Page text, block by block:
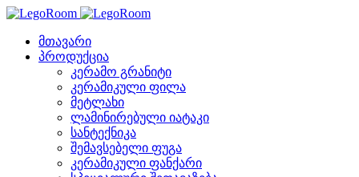
მთავარი
პროდუქცია
კერამო გრანიტი
კერამიკული ფილა
მეტლახი
ლამინირებული იატაკი
სანტექნიკა
შემავსებელი ფუგა
კერამიკული ფანქარი